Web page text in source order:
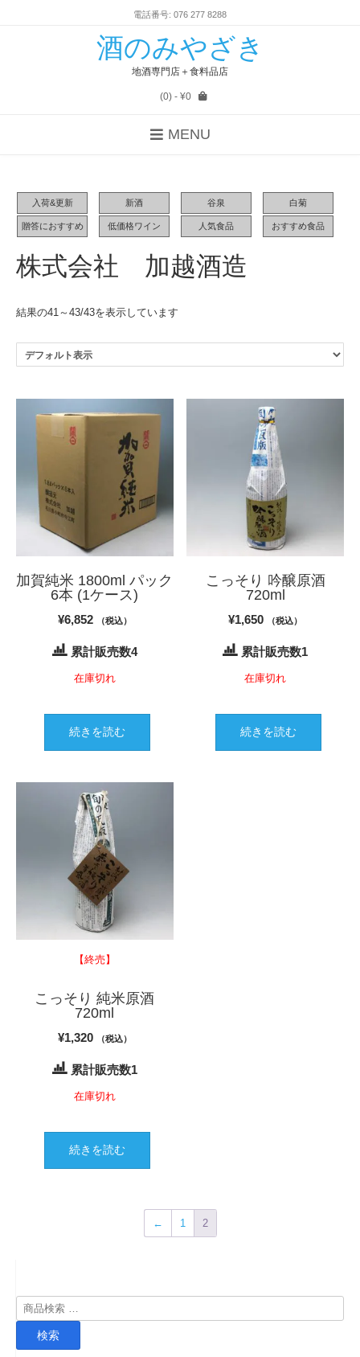
電話番号: 076 277 8288
酒のみやざき
地酒専門店＋食料品店
(0)- ¥0
MENU
入荷&更新 新酒 谷泉 白菊
贈答におすすめ 低価格ワイン 人気食品 おすすめ食品
株式会社 加越酒造
結果の41～43/43を表示しています
加賀純米 1800ml パック
6本 (1ケース)
¥6,852 （税込）
累計販売数4
在庫切れ
続きを読む
こっそり 吟醸原酒
720ml
¥1,650 （税込）
累計販売数1
在庫切れ
続きを読む
【終売】
こっそり 純米原酒
720ml
¥1,320 （税込）
累計販売数1
在庫切れ
続きを読む
← 1 2
検
索
検索